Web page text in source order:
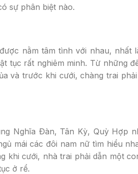
sự phân biệt nào.
nằm tâm tình với nhau,
tục rất nghiêm minh. Từ những
và trước khi cưới, chàng trai
Nghĩa Ðàn, Tân Kỳ, Quỳ Hợp
mái các đôi nam nữ tìm hiểu
khi cưới, nhà trai phải dẫn một
ở rể.